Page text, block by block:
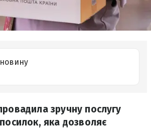
зручну послугу
яка дозволяє